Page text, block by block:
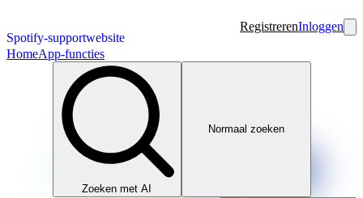
Spotify-supportwebsite
RegistrerenInloggen
HomeApp-functies
Zoeken met AI
Normaal zoeken